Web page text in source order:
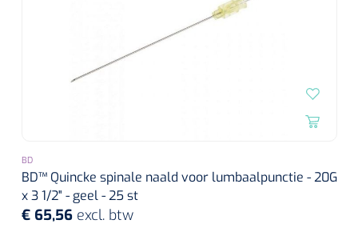
BD
BD™ Quincke spinale naald voor lumbaalpunctie - 20G
x 3 1/2" - geel - 25 st
€ 65,56 excl. btw